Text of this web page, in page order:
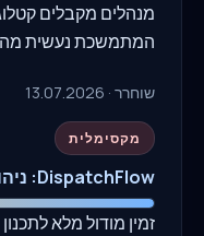
מנהלים מקבלים
המתמשכת נעשית
שוחרר · 13.07.2026
מקסימלית
DispatchFlow: ניהול משלוחים ומסלולים
זמין מודול מלא